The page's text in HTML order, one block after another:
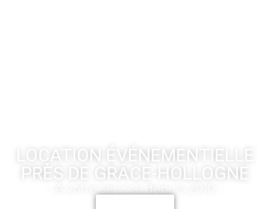
LOCATION ÉVÉNEMENTIELLE
PRÈS DE GRÂCE-HOLLOGNE
- A votre service depuis 2010 -